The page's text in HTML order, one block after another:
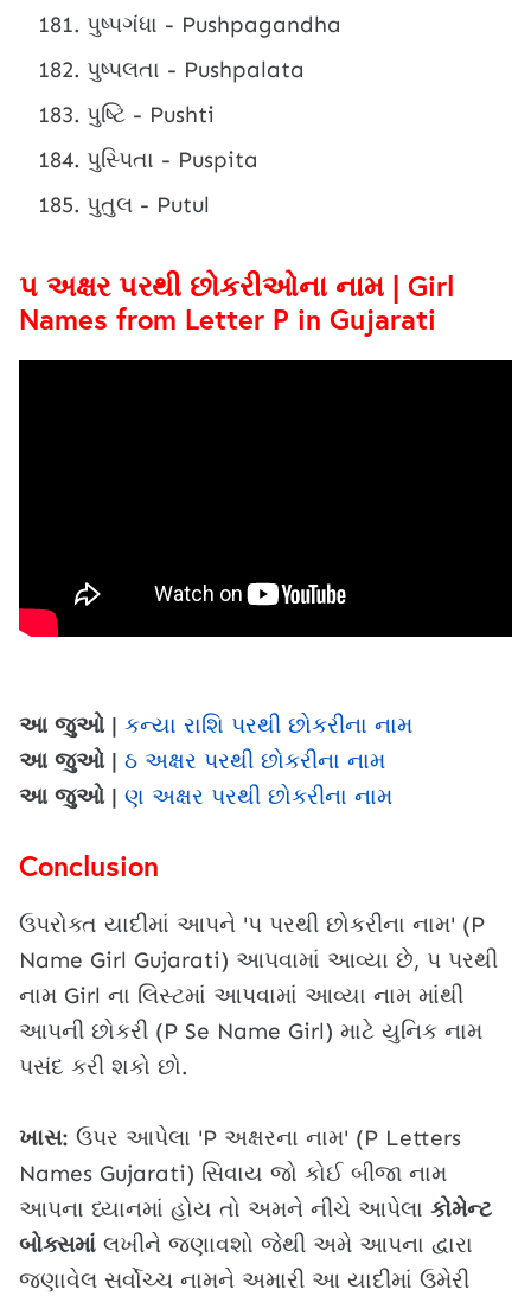
પુષ્પગંધા - Pushpagandha
પુષ્પલતા - Pushpalata
પુષ્ટિ - Pushti
પુસ્પિતા - Puspita
પુતુલ - Putul
પ અક્ષર પરથી છોકરીઓના નામ | Girl
Names from Letter P in Gujarati
આ જુઓ | કન્યા રાશિ પરથી છોકરીના નામ
આ જુઓ | ઠ અક્ષર પરથી છોકરીના નામ
આ જુઓ | ણ અક્ષર પરથી છોકરીના નામ
Conclusion
ઉપરોક્ત યાદીમાં આપને 'પ પરથી છોકરીના નામ' (P
Name Girl Gujarati) આપવામાં આવ્યા છે, પ પરથી
નામ Girl ના લિસ્ટમાં આપવામાં આવ્યા નામ માંથી
આપની છોકરી (P Se Name Girl) માટે યુનિક નામ
પસંદ કરી શકો છો.
ખાસ: ઉપર આપેલા 'P અક્ષરના નામ' (P Letters
Names Gujarati) સિવાય જો કોઈ બીજા નામ
આપના ધ્યાનમાં હોય તો અમને નીચે આપેલા કોમેન્ટ
બોક્સમાં લખીને જણાવશો જેથી અમે આપના દ્વારા
જણાવેલ સર્વોચ્ચ નામને અમારી આ યાદીમાં ઉમેરી